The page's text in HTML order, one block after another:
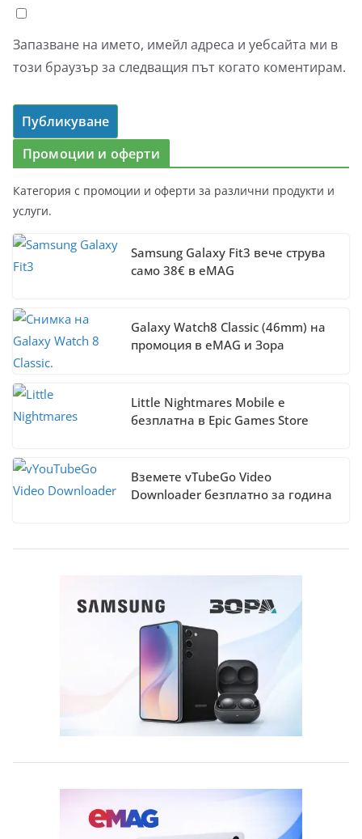
Запазване на името, имейл адреса и уебсайта ми в
този браузър за следващия път когато коментирам.
Промоции и оферти
Категория с промоции и оферти за различни продукти и
услуги.
Samsung Galaxy Fit3 вече струва
само 38€ в eMAG
Galaxy Watch8 Classic (46mm) на
промоция в eMAG и Зора
Little Nightmares Mobile е
безплатна в Epic Games Store
Вземете vTubeGo Video
Downloader безплатно за година